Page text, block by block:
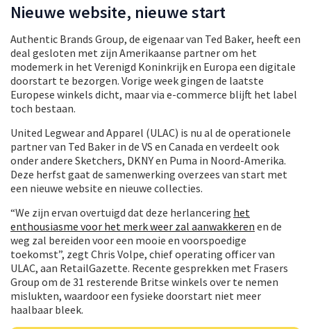
Nieuwe website, nieuwe start
Authentic Brands Group, de eigenaar van Ted Baker, heeft een
deal gesloten met zijn Amerikaanse partner om het
modemerk in het Verenigd Koninkrijk en Europa een digitale
doorstart te bezorgen. Vorige week gingen de laatste
Europese winkels dicht, maar via e-commerce blijft het label
toch bestaan.
United Legwear and Apparel (ULAC) is nu al de operationele
partner van Ted Baker in de VS en Canada en verdeelt ook
onder andere Sketchers, DKNY en Puma in Noord-Amerika.
Deze herfst gaat de samenwerking overzees van start met
een nieuwe website en nieuwe collecties.
“We zijn ervan overtuigd dat deze herlancering het
enthousiasme voor het merk weer zal aanwakkeren en de
weg zal bereiden voor een mooie en voorspoedige
toekomst”, zegt Chris Volpe, chief operating officer van
ULAC, aan RetailGazette. Recente gesprekken met Frasers
Group om de 31 resterende Britse winkels over te nemen
mislukten, waardoor een fysieke doorstart niet meer
haalbaar bleek.